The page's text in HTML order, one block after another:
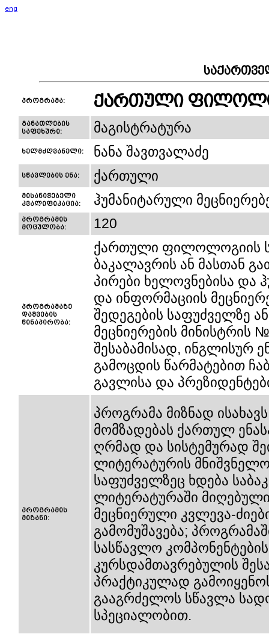
eng
პროგრამა: ქართული
განათლების
საფეხური:
მაგისტრატურა
ხელმძღვანელი: ნანა შავთვალაძე
სწავლების ენა: ქართული
მისანიჭებელი
კვალიფიკაცია:
ჰუმანიტარული
პროგრამის
მოცულობა:
120
პროგრამაზე
დაშვების
წინაპირობა:
ქართული ფილოლოგიის
ბაკალავრის ან მასთან
პირები ხელოვნებისა და
და ინფორმაციის
შედეგების საფუძველზე
მეცნიერების მინისტრის
შესაბამისად, ინგლისურ
გამოცდის წარმატებით
გავლისა და
პროგრამის
მიზანი:
პროგრამა მიზნად
მომზადებას ქართულ
ღრმად და სისტემურად
ლიტერატურის
საფუძველზეც ხდება
ლიტერატურაში
მეცნიერული კვლევა-
გამომუშავება;
სასწავლო
კურსდამთავრებულის
პრაქტიკულად
გააგრძელოს სწავლა
სპეციალობით.